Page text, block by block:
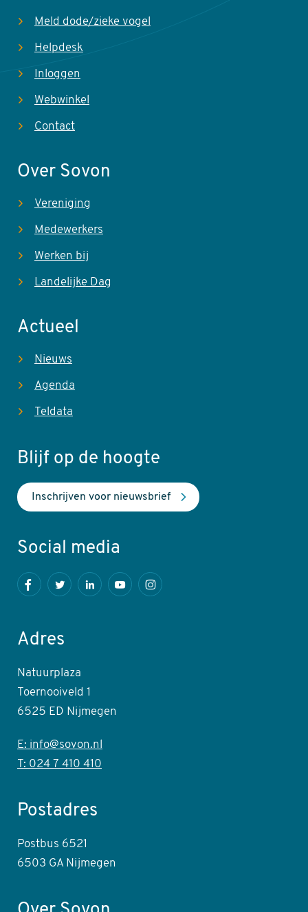
Meld dode/zieke vogel
Helpdesk
Inloggen
Webwinkel
Contact
Over Sovon
Vereniging
Medewerkers
Werken bij
Landelijke Dag
Actueel
Nieuws
Agenda
Teldata
Blijf op de hoogte
Inschrijven voor nieuwsbrief
Social media
Adres
Natuurplaza
Toernooiveld 1
6525 ED Nijmegen
E: info@sovon.nl
T: 024 7 410 410
Postadres
Postbus 6521
6503 GA Nijmegen